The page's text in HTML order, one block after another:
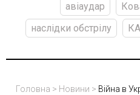
авіаудар
наслідки обстрілу
Головна > Новини > Війна в